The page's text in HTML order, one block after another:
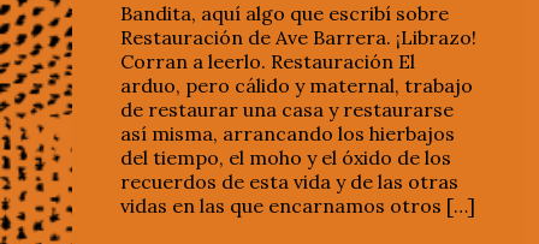
Bandita, aquí algo que escribí sobre
Restauración de Ave Barrera. ¡Librazo!
Corran a leerlo. Restauración El
arduo, pero cálido y maternal, trabajo
de restaurar una casa y restaurarse
así misma, arrancando los hierbajos
del tiempo, el moho y el óxido de los
recuerdos de esta vida y de las otras
vidas en las que encarnamos otros […]